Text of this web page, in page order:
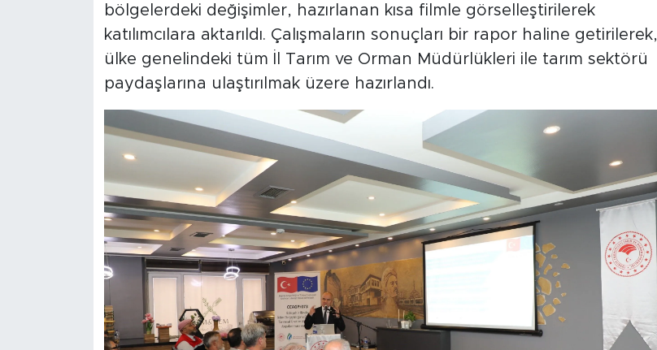
bölgelerdeki değişimler, hazırlanan kısa filmle görselleştirilerek
katılımcılara aktarıldı. Çalışmaların sonuçları bir rapor haline getirilerek,
ülke genelindeki tüm İl Tarım ve Orman Müdürlükleri ile tarım sektörü
paydaşlarına ulaştırılmak üzere hazırlandı.